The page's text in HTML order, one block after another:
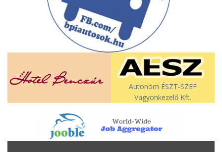
Autonóm ÉSZT-SZEF
Vagyonkezelő Kft.